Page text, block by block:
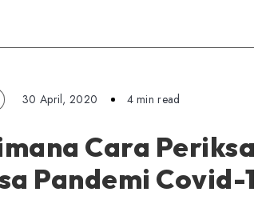
30 April, 2020 4 min read
Cara
Pandemi Covid-